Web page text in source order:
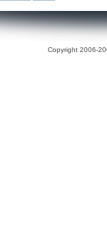
Copyright 2006-